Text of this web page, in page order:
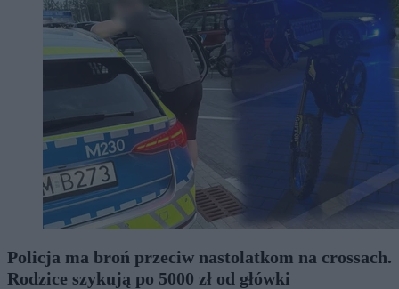
Policja ma broń przeciw nastolatkom na crossach.
Rodzice szykują po 5000 zł od główki